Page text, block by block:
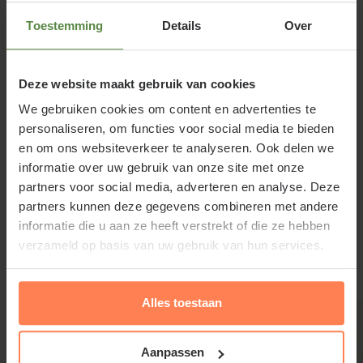
Toestemming Details Over
Deze website maakt gebruik van cookies
We gebruiken cookies om content en advertenties te
personaliseren, om functies voor social media te bieden
en om ons websiteverkeer te analyseren. Ook delen we
informatie over uw gebruik van onze site met onze
partners voor social media, adverteren en analyse. Deze
partners kunnen deze gegevens combineren met andere
informatie die u aan ze heeft verstrekt of die ze hebben
verzameld op basis van uw gebruik van hun services.
Alles toestaan
Aanpassen
want hij kan niet goed tegen felle middagzon; bij
warme zomerdagen kunnen de bladeren
verbranden. De tuinplant staat bij voorkeur in een
lichtzure, vochtige bodem; strooi tuinturf in het
plantgat voor een zurig bodemmilieu.
Hydrangea macrophylla 'Endless
Summer Bloomstar' snoeien en
Hydrangea macrophylla 'Endless Summer
Bloomstar' mag elk voorjaar tot op 15 cm boven de
Lees meer
Gerelateerde producten